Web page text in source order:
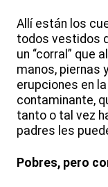
Allí están los
todos vestidos
un “corral” que
manos, piernas
erupciones en
contaminante,
tanto o tal vez
padres les
Pobres, pero